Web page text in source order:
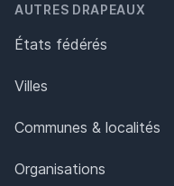
AUTRES DRAPEAUX
États fédérés
Villes
Communes & localités
Organisations